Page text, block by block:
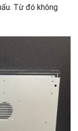
Từ đó không